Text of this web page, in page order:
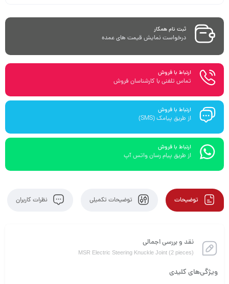
ثبت نام همکار
درخواست نمایش قیمت های عمده
ارتباط با فروش
تماس تلفنی با کارشناسان فروش
ارتباط با فروش
از طریق پیامک (SMS)
ارتباط با فروش
از طریق پیام رسان واتس آپ
توضیحات توضیحات تکمیلی نظرات کاربران
نقد و بررسی اجمالی
MSR Electric Steering Knuckle Joint (2 pieces)
ویژگی‌های کلیدی